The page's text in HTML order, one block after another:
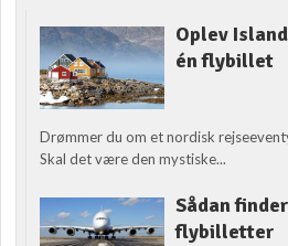
Oplev
én flybillet
Drømmer du om et nordisk
Skal det være den mystiske...
Sådan
flybilletter